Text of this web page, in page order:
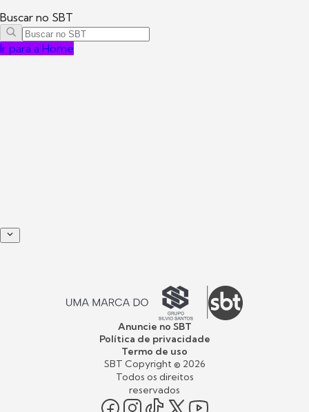
Buscar no SBT
Ir para a Home
Anuncie no SBT
Política de privacidade
Termo de uso
SBT Copyright © 2026
Todos os direitos
reservados